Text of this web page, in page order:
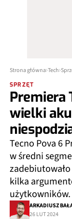
Strona główna Tech
SPRZĘT
Premiera
wielki
Tecno Pova 6
w średni
kilka
użytkowników.
ARKADIUSZ
26 LUT 2024